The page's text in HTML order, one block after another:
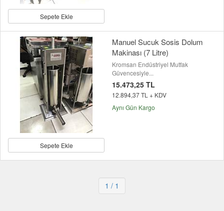
Sepete Ekle
Sepete Ekle
Manuel Sucuk Sosis Dolum
Makinası (7 Litre)
Kromsan Endüstriyel Mutfak
Güvencesiyle...
15.473,25 TL
12.894,37 TL + KDV
Aynı Gün Kargo
1 / 1